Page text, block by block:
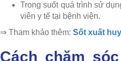
Trong suốt quá trình sử
viên y tế tại bệnh viện.
⇒ Tham khảo thêm: Sốt xuất
Cách chăm